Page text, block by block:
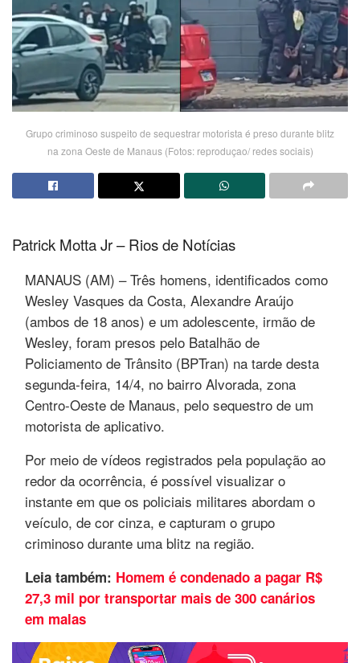
Grupo criminoso suspeito de sequestrar motorista é preso durante blitz
na zona Oeste de Manaus (Fotos: reproduçao/ redes sociais)
Patrick Motta Jr – Rios de Notícias
MANAUS (AM) – Três homens, identificados como
Wesley Vasques da Costa, Alexandre Araújo
(ambos de 18 anos) e um adolescente, irmão de
Wesley, foram presos pelo Batalhão de
Policiamento de Trânsito (BPTran) na tarde desta
segunda-feira, 14/4, no bairro Alvorada, zona
Centro-Oeste de Manaus, pelo sequestro de um
motorista de aplicativo.
Por meio de vídeos registrados pela população ao
redor da ocorrência, é possível visualizar o
instante em que os policiais militares abordam o
veículo, de cor cinza, e capturam o grupo
criminoso durante uma blitz na região.
Leia também: Homem é condenado a pagar R$
27,3 mil por transportar mais de 300 canários
em malas